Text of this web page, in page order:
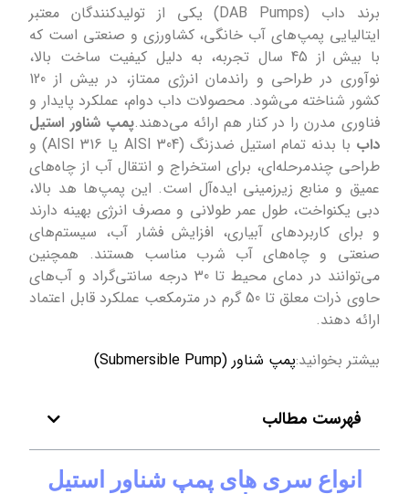
برند داب (DAB Pumps) یکی از تولیدکنندگان معتبر
ایتالیایی پمپ‌های آب خانگی، کشاورزی و صنعتی است که
با بیش از 45 سال تجربه، به دلیل کیفیت ساخت بالا،
نوآوری در طراحی و راندمان انرژی ممتاز، در بیش از 120
کشور شناخته می‌شود. محصولات داب دوام، عملکرد پایدار و
فناوری مدرن را در کنار هم ارائه می‌دهند.پمپ شناور استیل
داب
با بدنه تمام استیل ضدزنگ (AISI 304 یا AISI 316) و
طراحی چندمرحله‌ای، برای استخراج و انتقال آب از چاه‌های
عمیق و منابع زیرزمینی ایده‌آل است. این پمپ‌ها هد بالا،
دبی یکنواخت، طول عمر طولانی و مصرف انرژی بهینه دارند
و برای کاربردهای آبیاری، افزایش فشار آب، سیستم‌های
صنعتی و چاه‌های آب شرب مناسب هستند. همچنین
می‌توانند در دمای محیط تا 30 درجه سانتی‌گراد و آب‌های
حاوی ذرات معلق تا 50 گرم در مترمکعب عملکرد قابل اعتماد
ارائه دهند.
بیشتر بخوانید:پمپ شناور (Submersible Pump)
فهرست مطالب
انواع سری های پمپ شناور استیل